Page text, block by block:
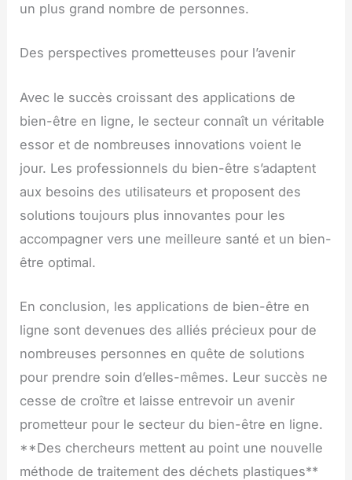
un plus grand nombre de personnes.
Des perspectives prometteuses pour l’avenir
Avec le succès croissant des applications de
bien-être en ligne, le secteur connaît un véritable
essor et de nombreuses innovations voient le
jour. Les professionnels du bien-être s’adaptent
aux besoins des utilisateurs et proposent des
solutions toujours plus innovantes pour les
accompagner vers une meilleure santé et un bien-
être optimal.
En conclusion, les applications de bien-être en
ligne sont devenues des alliés précieux pour de
nombreuses personnes en quête de solutions
pour prendre soin d’elles-mêmes. Leur succès ne
cesse de croître et laisse entrevoir un avenir
prometteur pour le secteur du bien-être en ligne.
**Des chercheurs mettent au point une nouvelle
méthode de traitement des déchets plastiques**